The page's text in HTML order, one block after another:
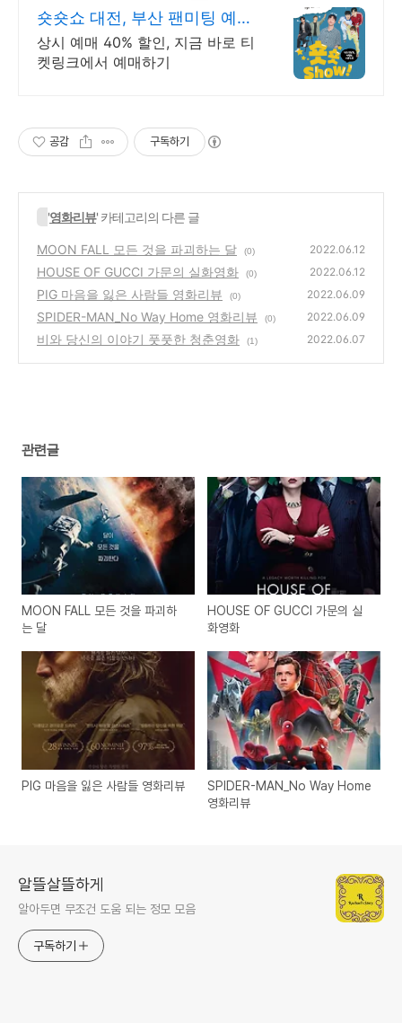
숏숏쇼 대전, 부산 팬미팅 예매
는 티켓링크!
상시 예매 40% 할인, 지금 바로 티
켓링크에서 예매하기
공감 구독하기
'영화리뷰' 카테고리의 다른 글
MOON FALL 모든 것을 파괴하는 달 (0) 2022.06.12
HOUSE OF GUCCI 가문의 실화영화 (0) 2022.06.12
PIG 마음을 잃은 사람들 영화리뷰 (0) 2022.06.09
SPIDER-MAN_No Way Home 영화리뷰 (0) 2022.06.09
비와 당신의 이야기 풋풋한 청춘영화 (1) 2022.06.07
관련글
MOON FALL 모든 것을 파괴하
는 달
HOUSE OF GUCCI 가문의 실
화영화
PIG 마음을 잃은 사람들 영화리뷰
SPIDER-MAN_No Way Home
영화리뷰
알뜰살뜰하게
알아두면 무조건 도움 되는 정모 모음
구독하기